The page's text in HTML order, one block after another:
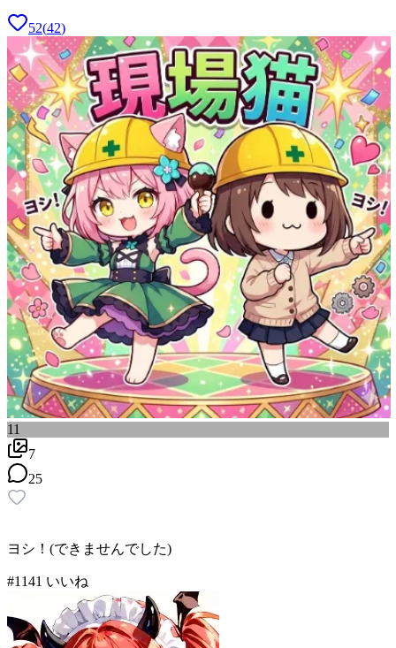
52(42)
11
7
25
ヨシ！(できませんでした)
#1141 いいね